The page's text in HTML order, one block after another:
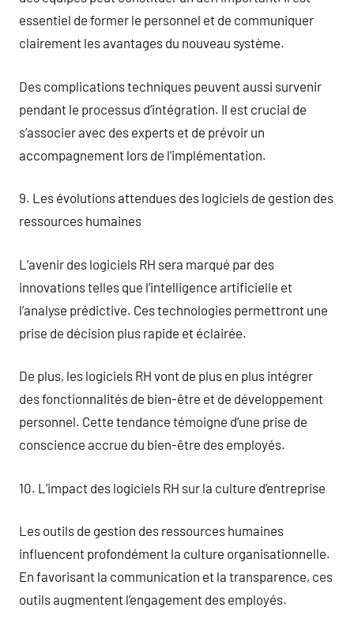
essentiel de former le personnel et de communiquer
clairement les avantages du nouveau système.
Des complications techniques peuvent aussi survenir
pendant le processus d’intégration. Il est crucial de
s’associer avec des experts et de prévoir un
accompagnement lors de l’implémentation.
9. Les évolutions attendues des logiciels de gestion des
ressources humaines
L’avenir des logiciels RH sera marqué par des
innovations telles que l’intelligence artificielle et
l’analyse prédictive. Ces technologies permettront une
prise de décision plus rapide et éclairée.
De plus, les logiciels RH vont de plus en plus intégrer
des fonctionnalités de bien-être et de développement
personnel. Cette tendance témoigne d’une prise de
conscience accrue du bien-être des employés.
10. L’impact des logiciels RH sur la culture d’entreprise
Les outils de gestion des ressources humaines
influencent profondément la culture organisationnelle.
En favorisant la communication et la transparence, ces
outils augmentent l’engagement des employés.